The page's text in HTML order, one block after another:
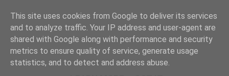
This site uses cookies from Google to deliver its services
and to analyze traffic. Your IP address and user-agent are
shared with Google along with performance and security
metrics to ensure quality of service, generate usage
statistics, and to detect and address abuse.